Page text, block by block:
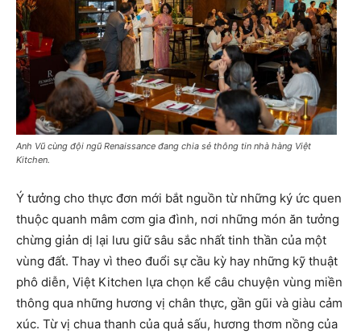
Anh Vũ cùng đội ngũ Renaissance đang chia sẻ thông tin nhà hàng Việt
Kitchen.
Ý tưởng cho thực đơn mới bắt nguồn từ những ký ức quen
thuộc quanh mâm cơm gia đình, nơi những món ăn tưởng
chừng giản dị lại lưu giữ sâu sắc nhất tinh thần của một
vùng đất. Thay vì theo đuổi sự cầu kỳ hay những kỹ thuật
phô diễn, Việt Kitchen lựa chọn kể câu chuyện vùng miền
thông qua những hương vị chân thực, gần gũi và giàu cảm
xúc. Từ vị chua thanh của quả sấu, hương thơm nồng của